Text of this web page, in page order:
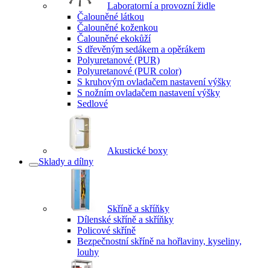
Laboratorní a provozní židle
Čalouněné látkou
Čalouněné koženkou
Čalouněné ekokůží
S dřevěným sedákem a opěrákem
Polyuretanové (PUR)
Polyuretanové (PUR color)
S kruhovým ovladačem nastavení výšky
S nožním ovladačem nastavení výšky
Sedlové
Akustické boxy
Sklady a dílny
Skříně a skříňky
Dílenské skříně a skříňky
Policové skříně
Bezpečnostní skříně na hořlaviny, kyseliny,
louhy